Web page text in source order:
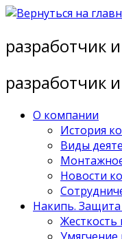
Перейти
содержимому
разработчик
разработчик
О компании
История
Виды
Новости
Накипь.
Жесткость